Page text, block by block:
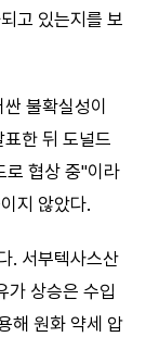
고 있는지를 보
불확실성이
한 뒤 도널드
로 협상 중"이라
지 않았다.
. 서부텍사스산
상승은 수입
해 원화 약세 압